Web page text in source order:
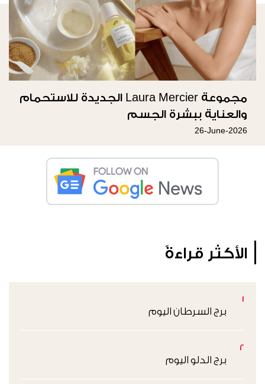
مجموعة Laura Mercier الجديدة للاستحمام
والعناية ببشرة الجسم
26-June-2026
الأكثر قراءةً
1
برج السرطان اليوم
2
برج الدلو اليوم